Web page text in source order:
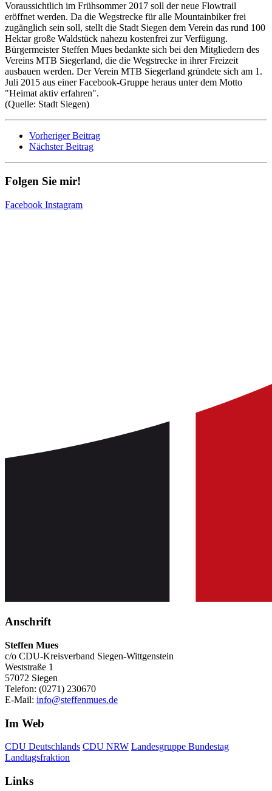
Voraussichtlich im Frühsommer 2017 soll der neue Flowtrail
eröffnet werden. Da die Wegstrecke für alle Mountainbiker frei
zugänglich sein soll, stellt die Stadt Siegen dem Verein das rund 100
Hektar große Waldstück nahezu kostenfrei zur Verfügung.
Bürgermeister Steffen Mues bedankte sich bei den Mitgliedern des
Vereins MTB Siegerland, die die Wegstrecke in ihrer Freizeit
ausbauen werden. Der Verein MTB Siegerland gründete sich am 1.
Juli 2015 aus einer Facebook-Gruppe heraus unter dem Motto
"Heimat aktiv erfahren".
(Quelle: Stadt Siegen)
Vorheriger Beitrag
Nächster Beitrag
Folgen Sie mir!
Facebook Instagram
Anschrift
Steffen Mues
c/o CDU-Kreisverband Siegen-Wittgenstein
Weststraße 1
57072 Siegen
Telefon: (0271) 230670
E-Mail: info@steffenmues.de
Im Web
CDU Deutschlands CDU NRW Landesgruppe Bundestag
Landtagsfraktion
Links